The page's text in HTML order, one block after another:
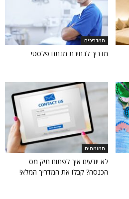
המדריכים
מדריך לבחירת מנתח פלסטי
המומחים
לא יודעים איך לפתוח תיק מס
הכנסה? קבלו את המדריך המלא!